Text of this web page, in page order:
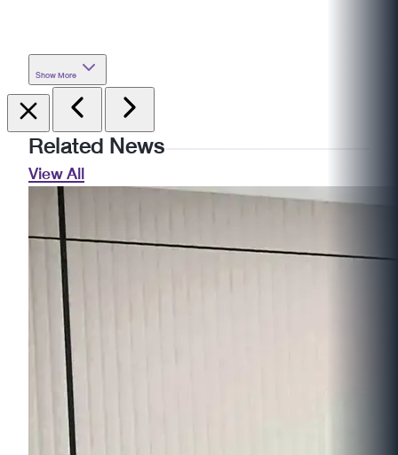
Show More
Related News
View All